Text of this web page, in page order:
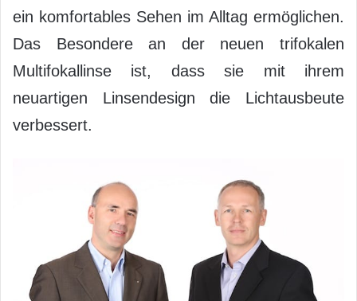
ein komfortables Sehen im Alltag ermöglichen.
Das Besondere an der neuen trifokalen
Multifokallinse ist, dass sie mit ihrem
neuartigen Linsendesign die Lichtausbeute
verbessert.